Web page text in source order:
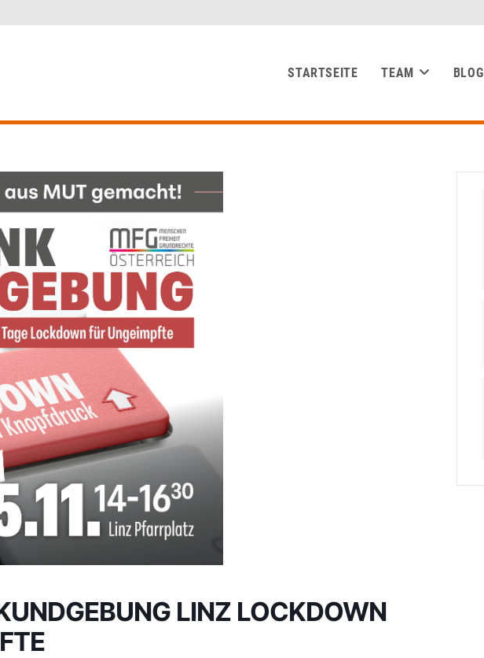
STARTSEITE TEAM BLOG
LINZ LOCKDOWN